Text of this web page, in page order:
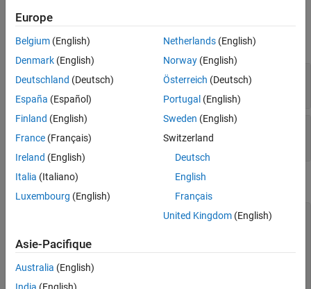
Input Arguments
expand all
tableControl
Custom table handle
table object
columnIndex
Column Index
integer
Examples
% Get custom table handle.
tableControl = maskObj.getDialogControl(
% Remove the third column.
Europe
Belgium (English)
Denmark (English)
Deutschland (Deutsch)
España (Español)
Finland (English)
France (Français)
Ireland (English)
Italia (Italiano)
Luxembourg (English)
Netherlands(English)
Norway(English)
Österreich (Deutsch)
Portugal (English)
Sweden (English)
Switzerland
Deutsch
English
Français
United Kingdom(English)
Asie-Pacifique
Australia (English)